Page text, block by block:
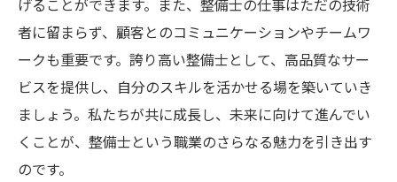
げることができます。また、整備士の仕事はただの技術
者に留まらず、顧客とのコミュニケーションやチームワ
ークも重要です。誇り高い整備士として、高品質なサー
ビスを提供し、自分のスキルを活かせる場を築いていき
ましょう。私たちが共に成長し、未来に向けて進んでい
くことが、整備士という職業のさらなる魅力を引き出す
のです。